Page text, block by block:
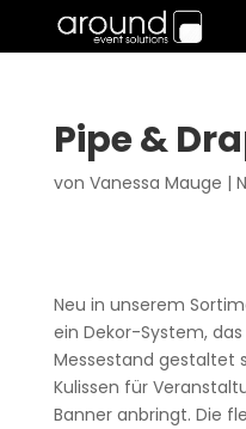
Pipe &
von Vanessa Mauge |
Neu in unserem
ein Dekor-System,
Messestand gestaltet
Kulissen für
Banner anbringt. Die